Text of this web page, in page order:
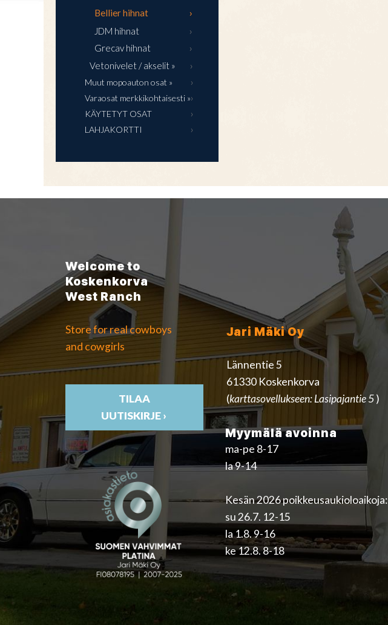
Bellier hihnat
JDM hihnat
Grecav hihnat
Vetonivelet / akselit »
Muut mopoauton osat »
Varaosat merkkikohtaisesti »
KÄYTETYT OSAT
LAHJAKORTTI
Welcome to
Koskenkorva
West Ranch
Store for real cowboys
and cowgirls
TILAA
UUTISKIRJE ›
Jari Mäki Oy
Lännentie 5
61330 Koskenkorva
(karttasovellukseen: Lasipajantie 5)
Myymälä avoinna
ma-pe 8-17
la 9-14
Kesän 2026 poikkeusaukioloaikoja:
su 26.7. 12-15
la 1.8. 9-16
ke 12.8. 8-18